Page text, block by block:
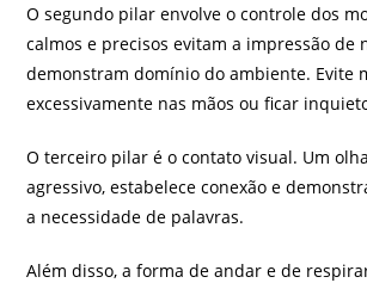
O segundo pilar envolve o controle dos
calmos e precisos evitam a impressão de
demonstram domínio do ambiente. Evite
excessivamente nas mãos ou ficar
O terceiro pilar é o contato visual. Um
agressivo, estabelece conexão e
a necessidade de palavras.
Além disso, a forma de andar e de